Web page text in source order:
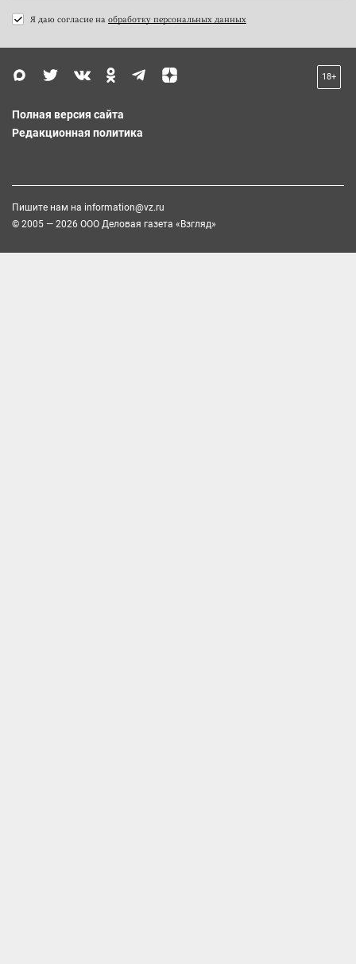
Я даю согласие на обработку персональных данных
18+
Полная версия сайта
Редакционная политика
Пишите нам на information@vz.ru
© 2005 — 2026 ООО Деловая газета «Взгляд»